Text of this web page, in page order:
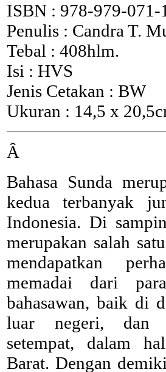
ISBN : 978-979-071-
Penulis : Candra T.
Tebal : 408hlm.
Isi : HVS
Jenis Cetakan : BW
Ukuran : 14,5 x
Â
Bahasa Sunda
kedua terbanyak
Indonesia. Di
merupakan salah
mendapatkan
memadai dari
bahasawan, baik di
luar negeri, dan
setempat, dalam
Barat. Dengan